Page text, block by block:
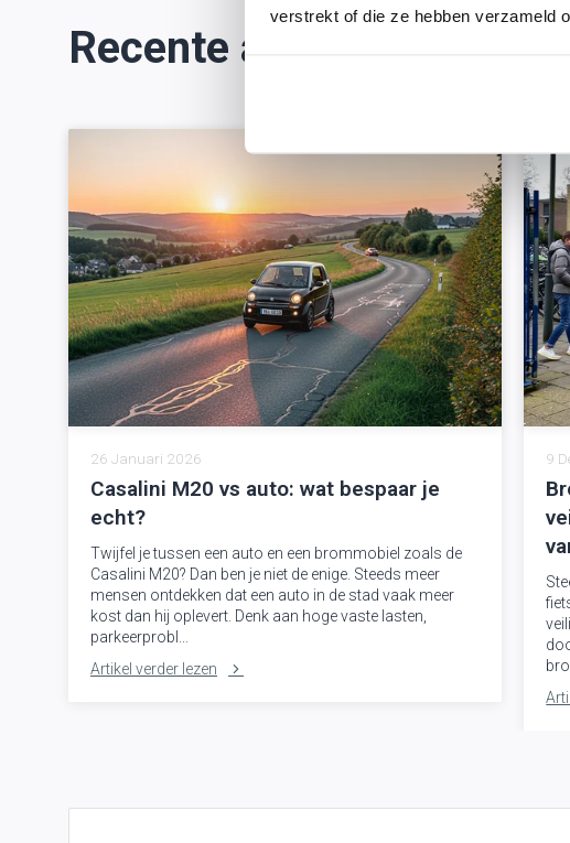
verstrekt of die ze hebben verzameld
Recente artikelen
26 Januari 2026
Casalini M20 vs auto: wat bespaar je
echt?
Twijfel je tussen een auto en een brommobiel zoals de
Casalini M20? Dan ben je niet de enige. Steeds meer
mensen ontdekken dat een auto in de stad vaak meer
kost dan hij oplevert. Denk aan hoge vaste lasten,
parkeerprobl...
Artikel verder lezen
9